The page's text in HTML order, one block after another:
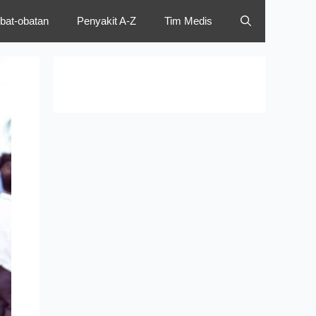
obatan Penyakit A-Z Tim Medis